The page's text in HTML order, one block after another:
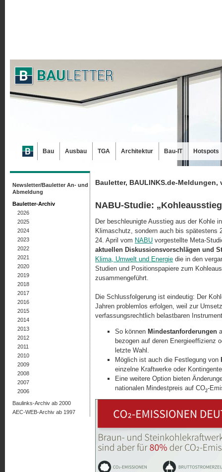
Bauletter, BAULINKS.de-Meldungen,
NABU-Studie:
Der beschleunigte Ausstieg aus der Kohle
Klimaschutz, sondern auch bis spätestens
24. April vom NABU vorgestellte Meta-
aktuellen Diskussionsvorschlägen und
Klima, Umwelt und Energie die in den
Studien und Positionspapiere zum
zusammengeführt.
Die Schlussfolgerung ist eindeutig: Der
Jahren problemlos erfolgen, weil zur
verfassungsrechtlich belastbaren
So können Mindestanforderungen
bezogen auf deren Energieeffizienz
letzte Wahl.
Möglich ist auch die Festlegung von
einzelne Kraftwerke oder
Eine weitere Option bieten
nationalen Mindestpreis auf CO2-
Newsletter/Bauletter An- und
Abmeldung
Bauletter-Archiv
2026
2025
2024
2023
2022
2021
2020
2019
2018
2017
2016
2015
2014
2013
2012
2011
2010
2009
2008
2007
2006
Baulinks-Archiv ab 2000
AEC-WEB-Archiv ab 1997
Bau Ausbau TGA Architektur Bau-IT Hotspots